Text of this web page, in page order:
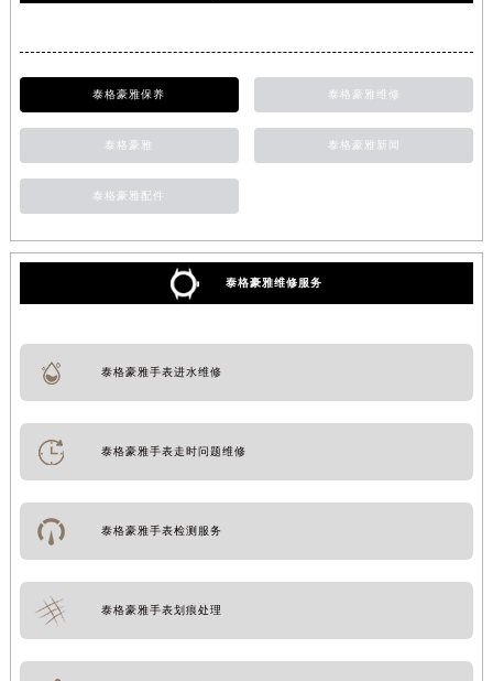
泰格豪雅保养 泰格豪雅维修
泰格豪雅 泰格豪雅新闻
泰格豪雅配件
泰格豪雅维修服务
泰格豪雅手表进水维修
泰格豪雅手表走时问题维修
泰格豪雅手表检测服务
泰格豪雅手表划痕处理